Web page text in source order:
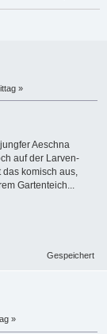
»
Aeschna
auf der Larven-
komisch aus,
Gartenteich...
Gespeichert
»